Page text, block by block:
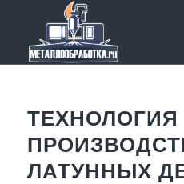
ТЕХНОЛОГИЯ
ЛАТУННЫХ